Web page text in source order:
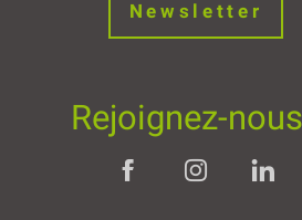
Newsletter
Rejoignez-